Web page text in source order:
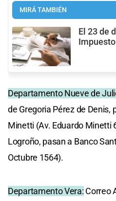
MIRÁ TAMBIÉN
El 23 de
Departamento Nueve de
de Gregoria Pérez de Denis,
Minetti (Av. Eduardo Minetti
Logroño, pasan a Banco
Octubre 1564).
Departamento Vera: Correo